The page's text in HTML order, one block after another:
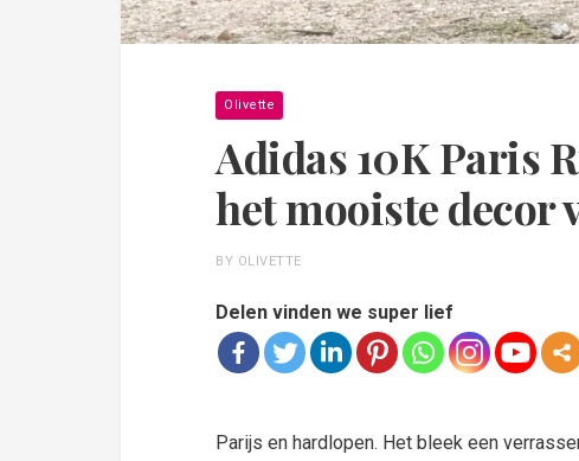
Olivette
Adidas 10K Paris
het mooiste decor
BY OLIVETTE
Delen vinden we super lief
Parijs en hardlopen. Het bleek een